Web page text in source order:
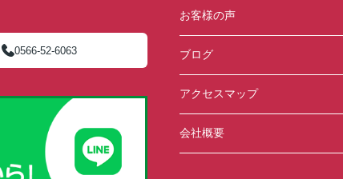
0566-52-6063
お客様の声
ブログ
アクセスマップ
会社概要